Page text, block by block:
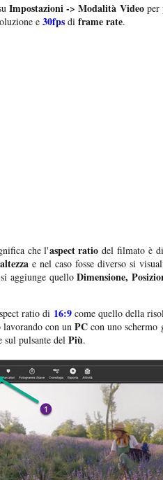
Impostazioni -> Modalità Videoper
e 30fps di frame rate.
che l'aspect ratio del filmato è
e nel caso fosse diverso si
aggiunge quelloDimensione,
ratio di 16:9come quello della
lavorando con un PC con uno schermo
sul pulsante del Più.